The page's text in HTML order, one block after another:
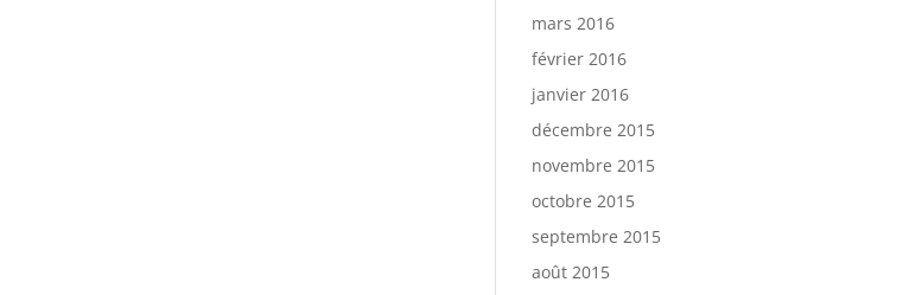
mars 2016
février 2016
janvier 2016
décembre 2015
novembre 2015
octobre 2015
septembre 2015
août 2015